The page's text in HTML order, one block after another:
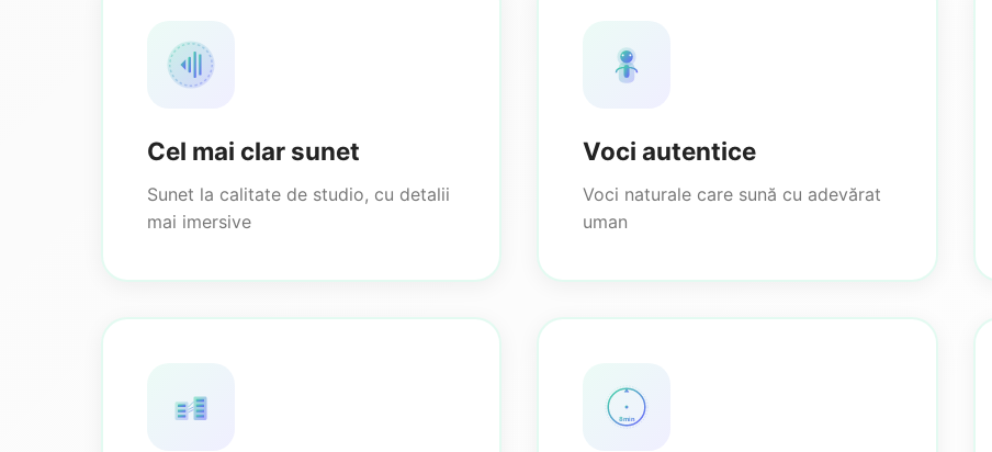
Cel mai clar sunet
Sunet la calitate de studio, cu detalii
mai imersive
Voci autentice
Voci naturale care sună cu adevărat
uman
8min